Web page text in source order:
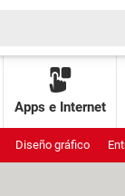
Apps e Internet
Diseño gráfico